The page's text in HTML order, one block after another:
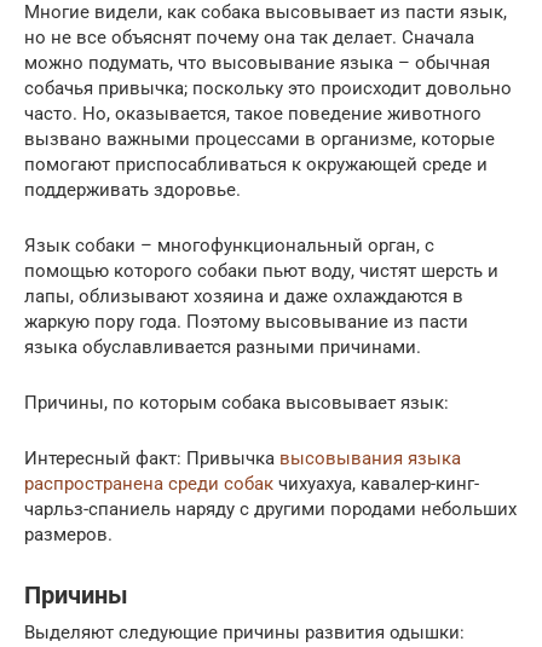
Многие видели, как собака высовывает из пасти язык,
но не все объяснят почему она так делает. Сначала
можно подумать, что высовывание языка – обычная
собачья привычка; поскольку это происходит довольно
часто. Но, оказывается, такое поведение животного
вызвано важными процессами в организме, которые
помогают приспосабливаться к окружающей среде и
поддерживать здоровье.
Язык собаки – многофункциональный орган, с
помощью которого собаки пьют воду, чистят шерсть и
лапы, облизывают хозяина и даже охлаждаются в
жаркую пору года. Поэтому высовывание из пасти
языка обуславливается разными причинами.
Причины, по которым собака высовывает язык:
Интересный факт: Привычка высовывания языка
распространена среди собак чихуахуа, кавалер-кинг-
чарльз-спаниель наряду с другими породами небольших
размеров.
Причины
Выделяют следующие причины развития одышки: